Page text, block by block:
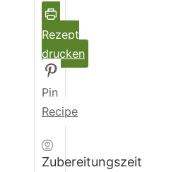
Rezept
drucken
Pin
Recipe
Zubereitungszeit